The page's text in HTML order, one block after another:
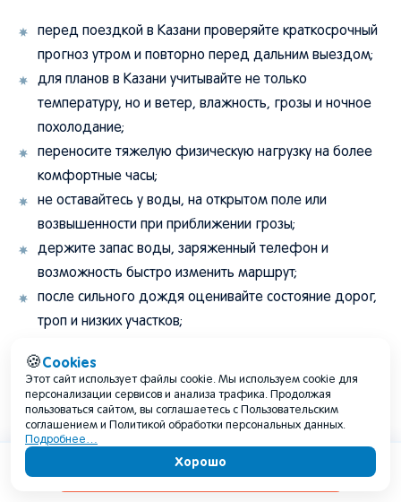
перед поездкой в Казани проверяйте краткосрочный
прогноз утром и повторно перед дальним выездом;
для планов в Казани учитывайте не только
температуру, но и ветер, влажность, грозы и ночное
похолодание;
переносите тяжелую физическую нагрузку на более
комфортные часы;
не оставайтесь у воды, на открытом поле или
возвышенности при приближении грозы;
держите запас воды, заряженный телефон и
возможность быстро изменить маршрут;
после сильного дождя оценивайте состояние дорог,
троп и низких участков;
открытую часть программы;
для дачи сверяйте полив и обработку растений с
фактическими осадками, а не только с месячным
прогнозом.
Содержание
🍪Cookies
Этот сайт использует файлы cookie. Мы используем cookie для
персонализации сервисов и анализа трафика. Продолжая
пользоваться сайтом, вы соглашаетесь с Пользовательским
соглашением и Политикой обработки персональных данных.
Подробнее…
Хорошо